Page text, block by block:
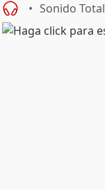
Sonido